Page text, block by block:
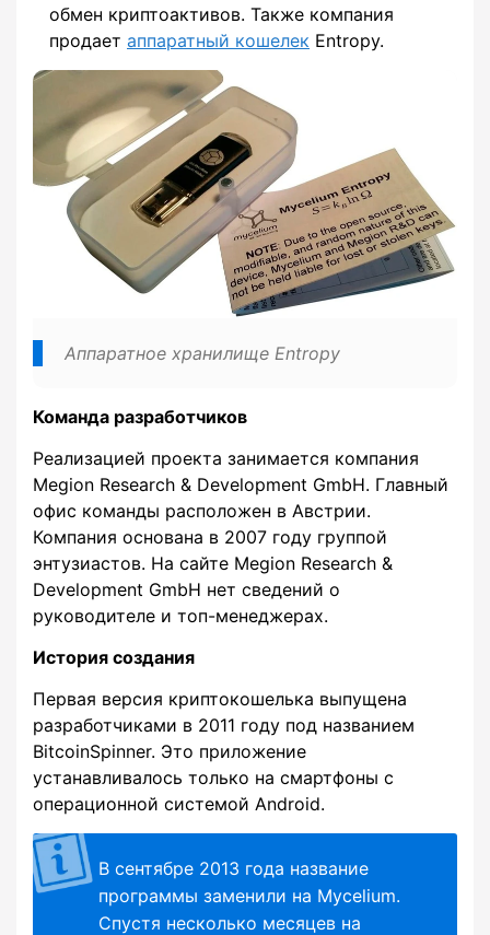
обмен криптоактивов. Также компания
продает аппаратный кошелек Entropy.
Аппаратное хранилище Entropy
Команда разработчиков
Реализацией проекта занимается компания
Megion Research & Development GmbH. Главный
офис команды расположен в Австрии.
Компания основана в 2007 году группой
энтузиастов. На сайте Megion Research &
Development GmbH нет сведений о
руководителе и топ-менеджерах.
История создания
Первая версия криптокошелька выпущена
разработчиками в 2011 году под названием
BitcoinSpinner. Это приложение
устанавливалось только на смартфоны с
операционной системой Android.
В сентябре 2013 года название
программы заменили на Mycelium.
Спустя несколько месяцев на